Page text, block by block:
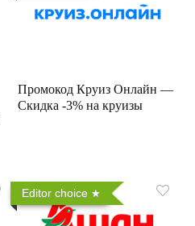
Промокод Круиз Онлайн —
Скидка -3% на круизы
Editor choice